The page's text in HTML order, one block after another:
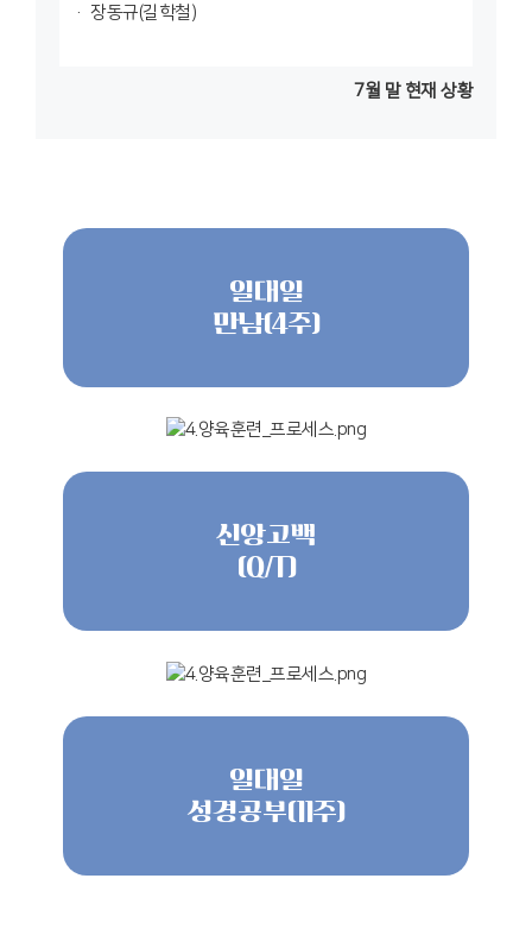
장동규(길학철)
7월 말 현재 상황
일대일
만남(4주)
신앙고백
(Q/T)
일대일
성경공부(11주)